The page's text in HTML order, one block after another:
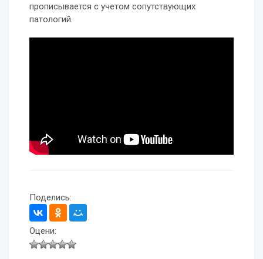
прописывается с учетом сопутствующих
патологий.
Поделись:
Оцени: